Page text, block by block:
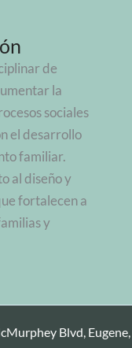
de
la
sociales
el desarrollo
familiar.
al diseño y
fortalecen a
y
Blvd, Eugene,